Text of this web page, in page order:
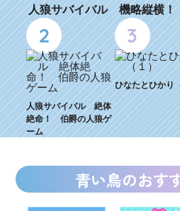
人狼サバイバル 機略縦横
2
人狼サバイバル 絶体
絶命！ 伯爵の人狼ゲ
ーム
3
ひなたとひかり
青い鳥のおす